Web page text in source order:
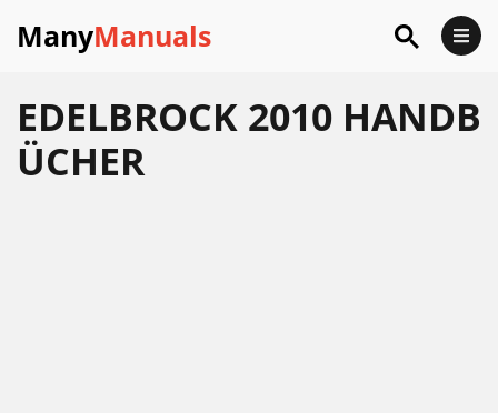
ManyManuals
EDELBROCK 2010 HANDB
ÜCHER